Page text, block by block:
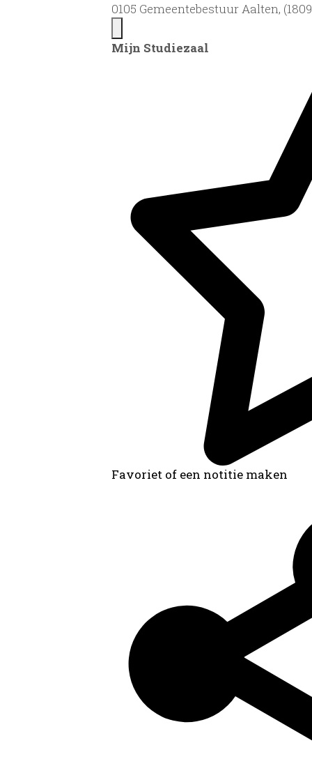
0105 Gemeentebestuur Aalten,
Mijn Studiezaal
Favoriet of een notitie maken